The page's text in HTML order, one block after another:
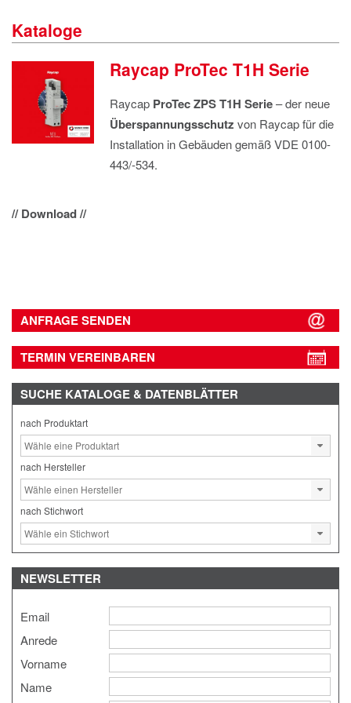
DATENSCHUTZ
Kataloge
Raycap ProTec T1H Serie
Raycap ProTec ZPS T1H Serie– der neue
Überspannungsschutz von Raycap für die
Installation in Gebäuden gemäß VDE 0100-
443/-534.
// Download //
ANFRAGE SENDEN
TERMIN VEREINBAREN
SUCHE KATALOGE & DATENBLÄTTER
nach Produktart
nach Hersteller
nach Stichwort
NEWSLETTER
Email
Anrede
Vorname
Name